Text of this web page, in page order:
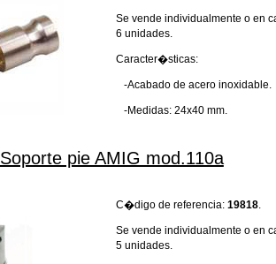
Se vende individualmente o en
6 unidades.
Caracter�sticas:
-Acabado de acero inoxidable.
-Medidas: 24x40 mm.
Soporte pie AMIG mod.110a
C�digo de referencia: 19818.
Se vende individualmente o en
5 unidades.